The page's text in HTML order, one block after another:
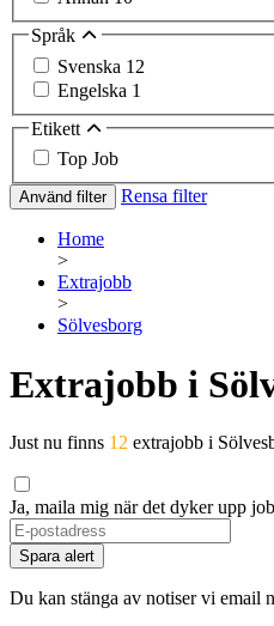
Språk
Svenska 12
Engelska 1
Etikett
Top Job
Använd filter Rensa filter
Home
>
Extrajobb
>
Sölvesborg
Extrajobb i
Just nu finns 12 extrajobb i
Ja, maila mig när det dyker upp
Spara alert
Du kan stänga av notiser vi email